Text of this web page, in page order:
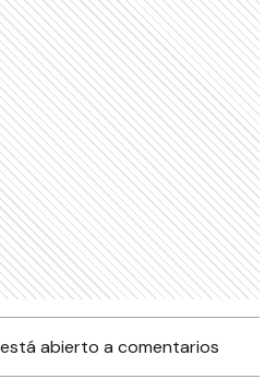
abierto a comentarios